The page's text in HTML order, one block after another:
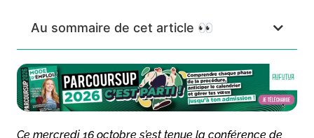
Au sommaire de cet article 👀
Ce mercredi 16 octobre s’est tenue la conférence de